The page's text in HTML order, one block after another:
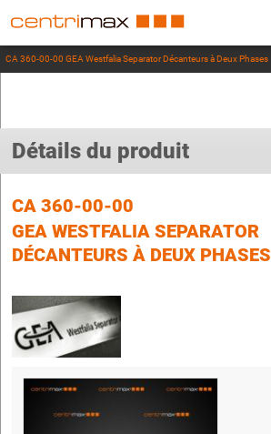
CA 360-00-00 GEA Westfalia Separator Décanteurs à Deux Phases
Détails du produit
CA 360-00-00
GEA WESTFALIA SEPARATOR
DÉCANTEURS À DEUX PHASES